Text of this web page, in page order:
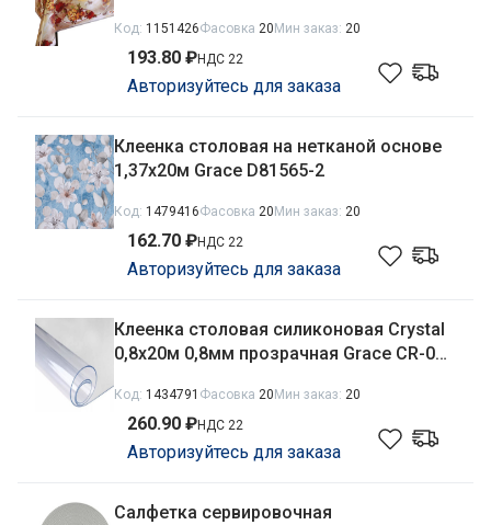
Код: 1151426Фасовка 20 Мин заказ: 20
193.80 ₽НДС 22
Авторизуйтесь для заказа
Клеенка столовая на нетканой основе
1,37х20м Grace D81565-2
Код: 1479416Фасовка 20 Мин заказ: 20
162.70 ₽НДС 22
Авторизуйтесь для заказа
Клеенка столовая силиконовая Crystal
0,8х20м 0,8мм прозрачная Grace CR-08-
Код: 1434791 Фасовка 20 Мин заказ: 20
260.90 ₽НДС 22
Авторизуйтесь для заказа
Салфетка сервировочная